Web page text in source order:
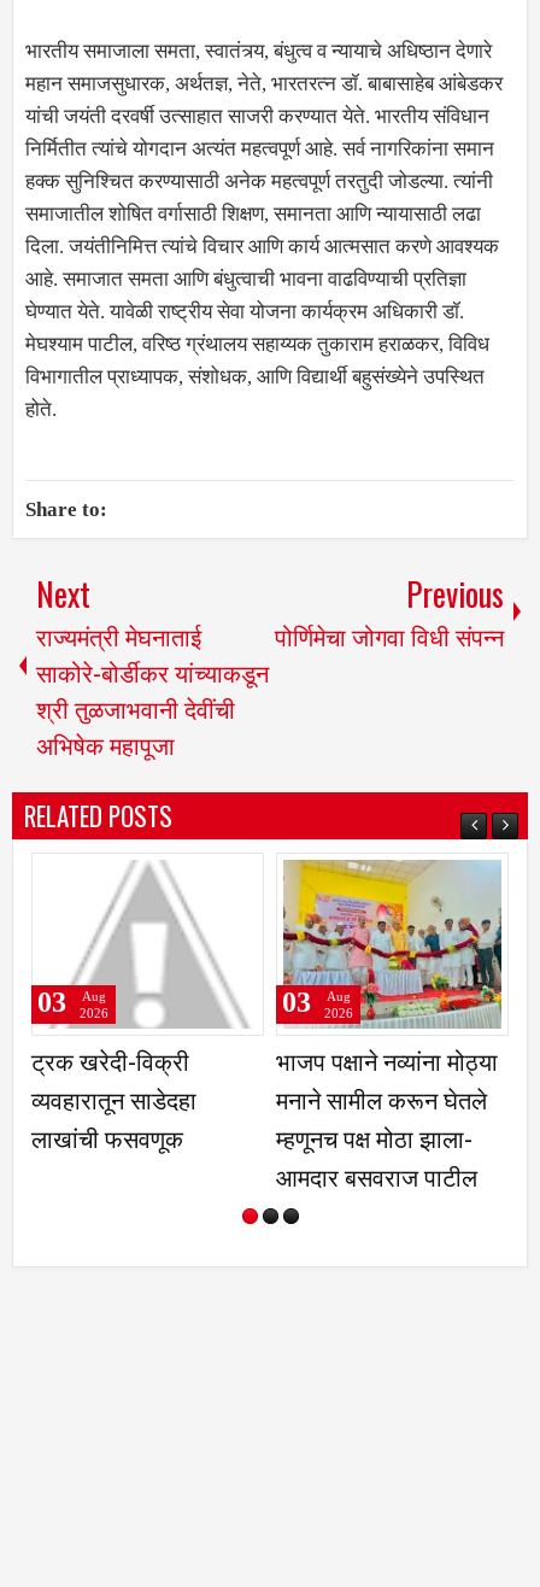
भारतीय समाजाला समता, स्वातंत्र्य, बंधुत्व व न्यायाचे अधिष्ठान देणारे
महान समाजसुधारक, अर्थतज्ञ, नेते, भारतरत्न डॉ. बाबासाहेब आंबेडकर
यांची जयंती दरवर्षी उत्साहात साजरी करण्यात येते. भारतीय संविधान
निर्मितीत त्यांचे योगदान अत्यंत महत्वपूर्ण आहे. सर्व नागरिकांना समान
हक्क सुनिश्चित करण्यासाठी अनेक महत्वपूर्ण तरतुदी जोडल्या. त्यांनी
समाजातील शोषित वर्गासाठी शिक्षण, समानता आणि न्यायासाठी लढा
दिला. जयंतीनिमित्त त्यांचे विचार आणि कार्य आत्मसात करणे आवश्यक
आहे. समाजात समता आणि बंधुत्वाची भावना वाढविण्याची प्रतिज्ञा
घेण्यात येते. यावेळी राष्ट्रीय सेवा योजना कार्यक्रम अधिकारी डॉ.
मेघश्याम पाटील, वरिष्ठ ग्रंथालय सहाय्यक तुकाराम हराळकर, विविध
विभागातील प्राध्यापक, संशोधक, आणि विद्यार्थी बहुसंख्येने उपस्थित
होते.
Share to:
Next
राज्यमंत्री मेघनाताई
साकोरे-बोर्डीकर यांच्याकडून
श्री तुळजाभवानी देवींची
अभिषेक महापूजा
Previous
पोर्णिमेचा जोगवा विधी संपन्न
RELATED POSTS
ट्रक खरेदी-विक्री
व्यवहारातून साडेदहा
लाखांची फसवणूक
03
Aug
2026
भाजप पक्षाने नव्यांना मोठ्या
मनाने सामील करून घेतले
म्हणूनच पक्ष मोठा झाला-
आमदार बसवराज पाटील
03
Aug
2026